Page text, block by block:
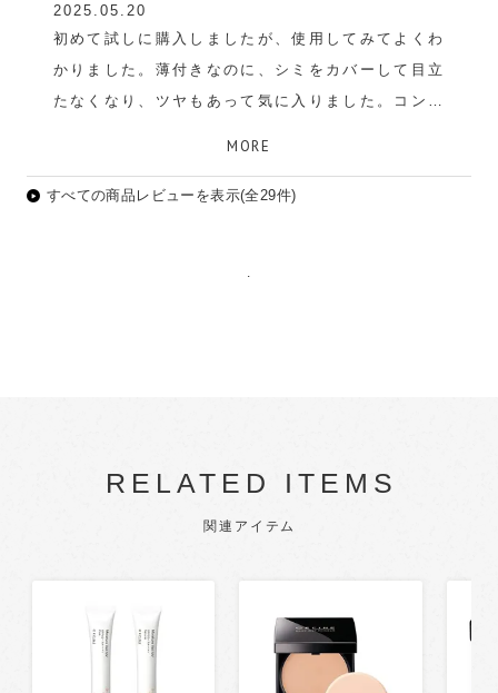
2025.05.20
初めて試しに購入しましたが、使用してみてよくわ
かりました。薄付きなのに、シミをカバーして目立
たなくなり、ツヤもあって気に入りました。コンシ
iku
MORE
すべての商品レビューを表示(全29件)
.
RELATED ITEMS
関連アイテム